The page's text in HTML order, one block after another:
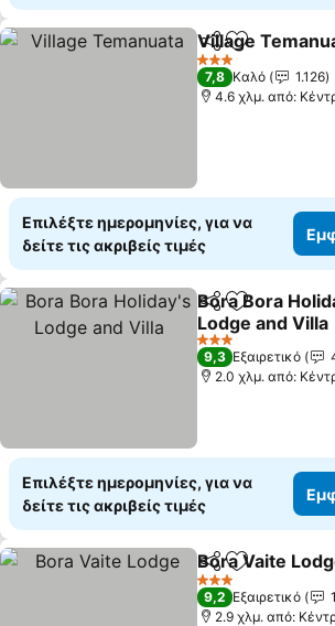
Κοινοποίηση
Προσθήκη
Village
3 Αστέρια
7,8 Καλό
1.126
4.6 χλμ. από:
Επιλέξτε ημερομηνίες, για να
δείτε τις ακριβείς τιμές
Κοινοποίηση
Προσθήκη
Bora Bora
Lodge and Villa
Εμφάνιση τιμών
3 Αστέρια
9,3 Εξαιρετικό
2.0 χλμ. από:
Επιλέξτε ημερομηνίες, για να
δείτε τις ακριβείς τιμές
Κοινοποίηση
Προσθήκη
Bora Vaite
3 Αστέρια
9,2 Εξαιρετικό
2.9 χλμ. από: